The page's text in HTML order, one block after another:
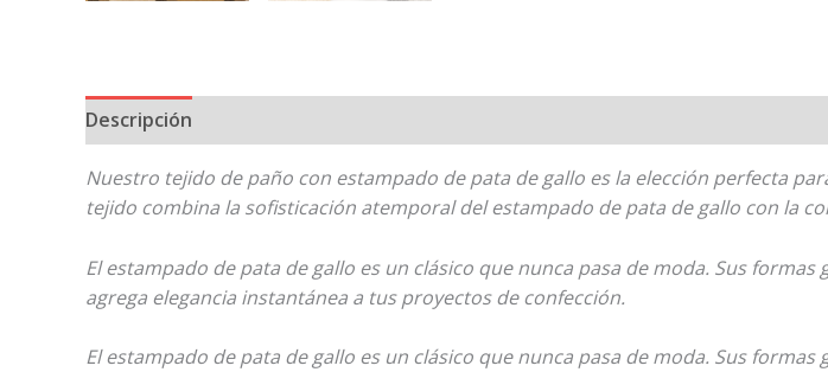
Descripción
Nuestro tejido de paño con estampado de pata de gallo es la elección perfecta
tejido combina la sofisticación atemporal del estampado de pata de gallo con la
El estampado de pata de gallo es un clásico que nunca pasa de moda. Sus
agrega elegancia instantánea a tus proyectos de confección.
El estampado de pata de gallo es un clásico que nunca pasa de moda. Sus